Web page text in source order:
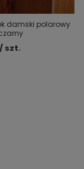
damski polarowy
szt.